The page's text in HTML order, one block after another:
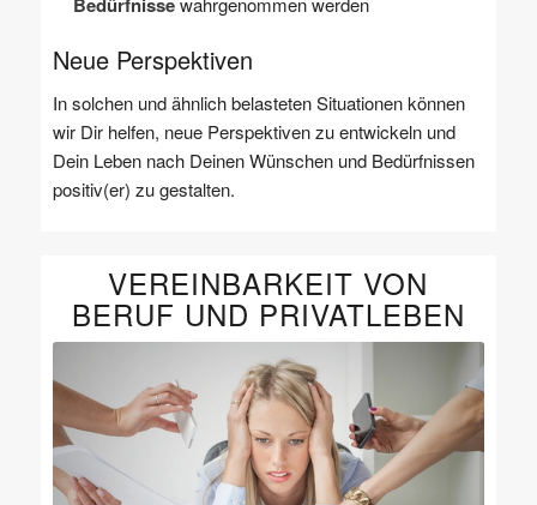
Neue Perspektiven
In solchen und ähnlich belasteten Situationen können
wir Dir helfen, neue Perspektiven zu entwickeln und
Dein Leben nach Deinen Wünschen und Bedürfnissen
positiv(er) zu gestalten.
VEREINBARKEIT VON
BERUF UND PRIVATLEBEN